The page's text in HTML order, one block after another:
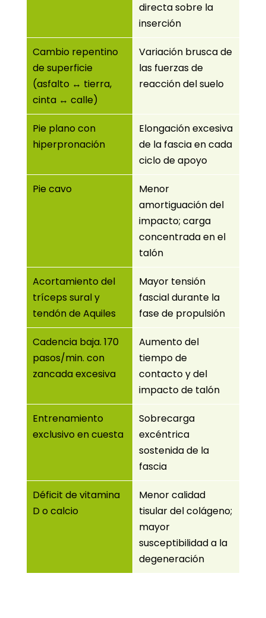
Cambio repentino
de superficie
(asfalto ↔ tierra,
cinta ↔ calle)
Pie plano con
hiperpronación
Pie cavo
Acortamiento del
tríceps sural y
tendón de Aquiles
Cadencia baja. 170
pasos/min. con
zancada excesiva
Entrenamiento
exclusivo en cuesta
Déficit de vitamina
D o calcio
directa sobre la
inserción
Variación brusca de
las fuerzas de
reacción del suelo
Elongación excesiva
de la fascia en cada
ciclo de apoyo
Menor
amortiguación del
impacto; carga
concentrada en el
talón
Mayor tensión
fascial durante la
fase de propulsión
Aumento del
tiempo de
contacto y del
impacto de talón
Sobrecarga
excéntrica
sostenida de la
fascia
Menor calidad
tisular del colágeno;
mayor
susceptibilidad a la
degeneración